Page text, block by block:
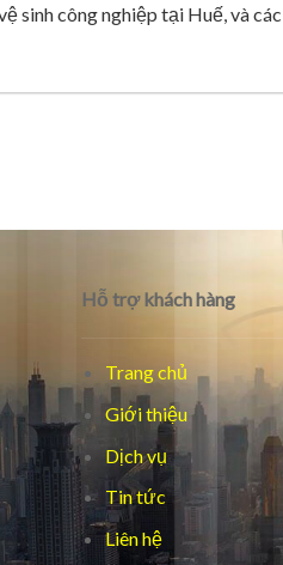
sinh công nghiệp tại Huế, và các
Hỗ trợ khách hàng
Trang chủ
Giới thiệu
Dịch vụ
Tin tức
Liên hệ